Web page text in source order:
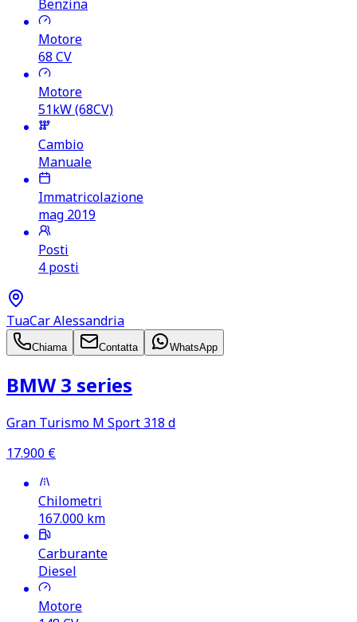
Benzina
Motore
68 CV
Motore
51kW (68CV)
Cambio
Manuale
Immatricolazione
mag 2019
Posti
4 posti
TuaCar Alessandria
Chiama Contatta WhatsApp
BMW 3 series
Gran Turismo M Sport 318 d
17.900 €
Chilometri
167.000 km
Carburante
Diesel
Motore